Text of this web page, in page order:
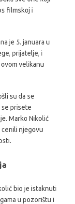
filmskoj i
je 5. januara u
prijatelje, i
velikanu
su da se
prisete
Marko Nikolić
cenili njegovu
bio je istaknuti
u pozorištu i